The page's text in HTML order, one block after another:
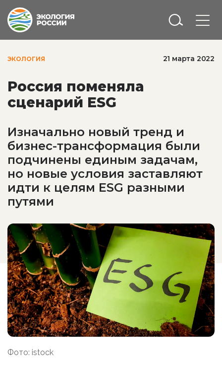
ЭКОЛОГИЯ 21 марта 2022
Россия поменяла
сценарий ESG
Изначально новый тренд и
бизнес-трансформация были
подчинены единым задачам,
но новые условия заставляют
идти к целям ESG разными
путями
Фото: istock